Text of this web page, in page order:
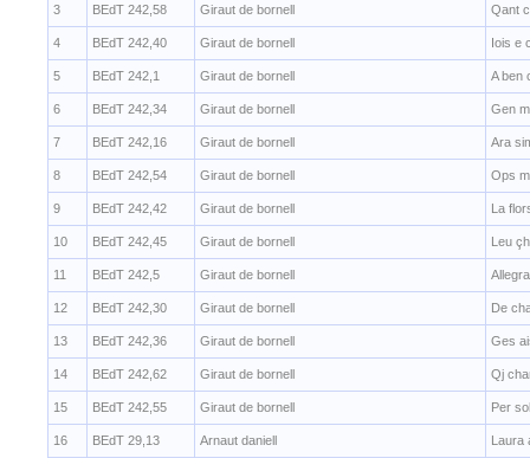
3 BEdT 242,58 Giraut de bornell Qant
4 BEdT 242,40 Giraut de bornell Iois e
5 BEdT 242,1 Giraut de bornell A ben
6 BEdT 242,34 Giraut de bornell Gen
7 BEdT 242,16 Giraut de bornell Ara
8 BEdT 242,54 Giraut de bornell Ops
9 BEdT 242,42 Giraut de bornell La
10 BEdT 242,45 Giraut de bornell Leu
11 BEdT 242,5 Giraut de bornell
12 BEdT 242,30 Giraut de bornell De
13 BEdT 242,36 Giraut de bornell Ges
14 BEdT 242,62 Giraut de bornell Qj
15 BEdT 242,55 Giraut de bornell Per
16 BEdT 29,13 Arnaut daniell Laura